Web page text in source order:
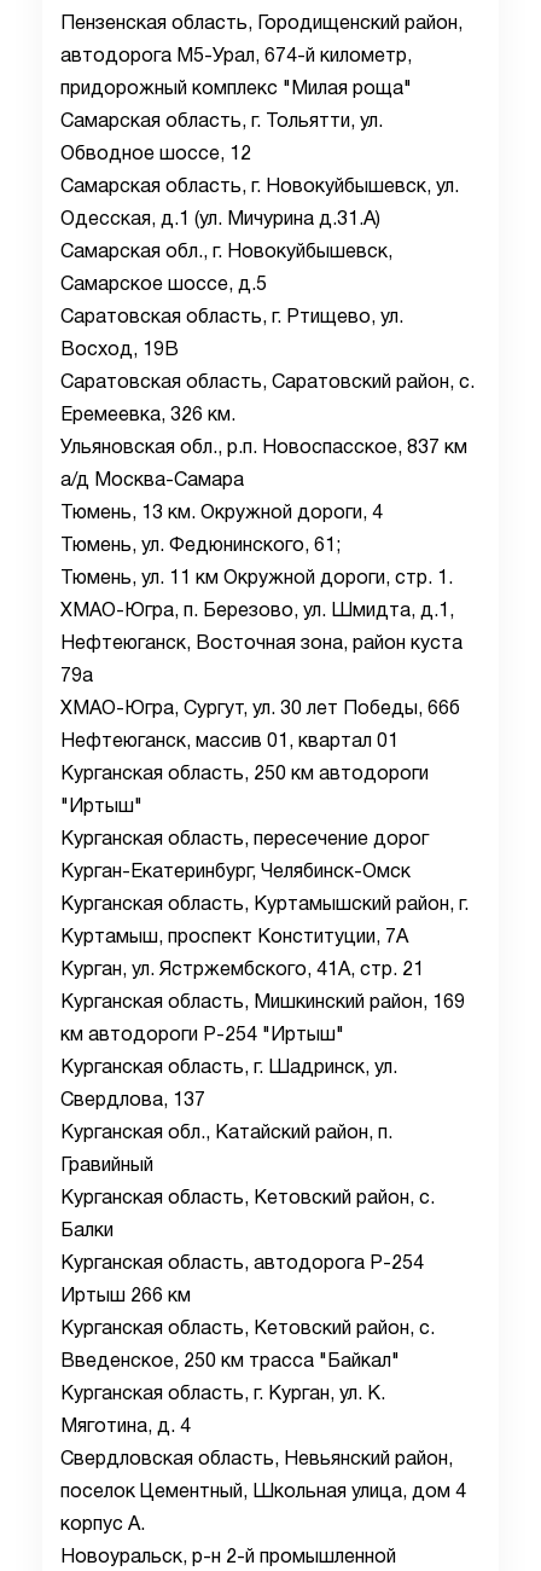
Пензенская область, Городищенский район,
автодорога М5-Урал, 674-й километр,
придорожный комплекс "Милая роща"
Самарская область, г. Тольятти, ул.
Обводное шоссе, 12
Самарская область, г. Новокуйбышевск, ул.
Одесская, д.1 (ул. Мичурина д.31.А)
Самарская обл., г. Новокуйбышевск,
Самарское шоссе, д.5
Саратовская область, г. Ртищево, ул.
Восход, 19В
Саратовская область, Саратовский район, с.
Еремеевка, 326 км.
Ульяновская обл., р.п. Новоспасское, 837 км
а/д Москва-Самара
Тюмень, 13 км. Окружной дороги, 4
Тюмень, ул. Федюнинского, 61;
Тюмень, ул. 11 км Окружной дороги, стр. 1.
ХМАО-Югра, п. Березово, ул. Шмидта, д.1,
Нефтеюганск, Восточная зона, район куста
79а
ХМАО-Югра, Сургут, ул. 30 лет Победы, 66б
Нефтеюганск, массив 01, квартал 01
Курганская область, 250 км автодороги
"Иртыш"
Курганская область, пересечение дорог
Курган-Екатеринбург, Челябинск-Омск
Курганская область, Куртамышский район, г.
Куртамыш, проспект Конституции, 7А
Курган, ул. Ястржембского, 41А, стр. 21
Курганская область, Мишкинский район, 169
км автодороги Р-254 "Иртыш"
Курганская область, г. Шадринск, ул.
Свердлова, 137
Курганская обл., Катайский район, п.
Гравийный
Курганская область, Кетовский район, с.
Балки
Курганская область, автодорога Р-254
Иртыш 266 км
Курганская область, Кетовский район, с.
Введенское, 250 км трасса "Байкал"
Курганская область, г. Курган, ул. К.
Мяготина, д. 4
Свердловская область, Невьянский район,
поселок Цементный, Школьная улица, дом 4
корпус А.
Новоуральск, р-н 2-й промышленной